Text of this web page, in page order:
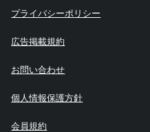
プライバシーポリシー
広告掲載規約
お問い合わせ
個人情報保護方針
会員規約